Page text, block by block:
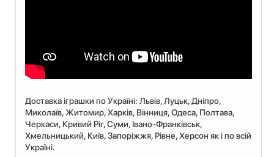
Доставка іграшки по Україні: Львiв, Луцьк, Дніпро,
Миколаїв, Житомир, Харків, Вінниця, Одеса, Полтава,
Черкаси, Кривий Ріг, Суми, Івано-Франківськ,
Хмельницький, Київ, Запоріжжя, Рівне, Херсон як і по всій
Україні.